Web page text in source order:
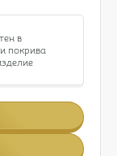
в
покрива